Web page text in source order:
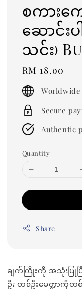
စကားက
ဆောင်းပ
သင်း)
Regular
price
RM 18.00
Secure
Authentic
Quantity
Share
ချက်ကြိုးကို အသုံးပြုပ
ဦး တစ်ဦးမေတ္တာကိုတ